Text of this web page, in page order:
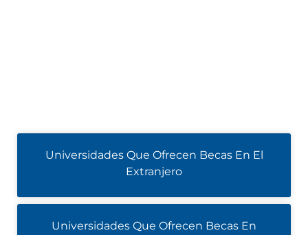
Universidades Que Ofrecen Becas En El
Extranjero
Universidades Que Ofrecen Becas En